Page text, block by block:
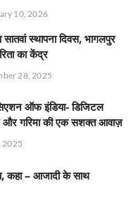
10, 2026
सातवां स्थापना दिवस, भागलपुर
का केंद्र
28, 2025
ऑफ इंडिया- डिजिटल
और गरिमा की एक सशक्त आवाज़
2025
कहा – आजादी के साथ